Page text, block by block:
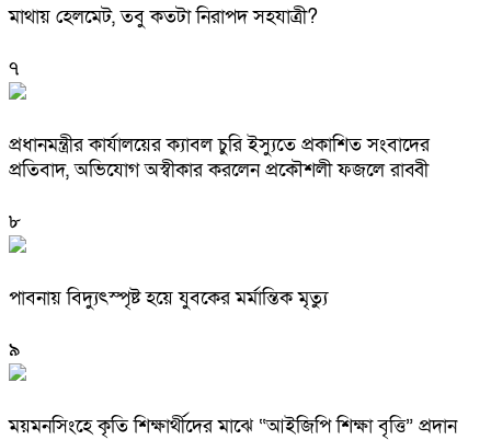
মাথায় হেলমেট, তবু কতটা নিরাপদ সহযাত্রী?
৭
প্রধানমন্ত্রীর কার্যালয়ের ক্যাবল চুরি ইস্যুতে প্রকাশিত সংবাদের
প্রতিবাদ, অভিযোগ অস্বীকার করলেন প্রকৌশলী ফজলে রাব্বী
৮
পাবনায় বিদ্যুৎস্পৃষ্ট হয়ে যুব‌কের মর্মান্তিক মৃত্যু
৯
ময়মনসিংহে কৃতি শিক্ষার্থীদের মাঝে “আইজিপি শিক্ষা বৃত্তি” প্রদান